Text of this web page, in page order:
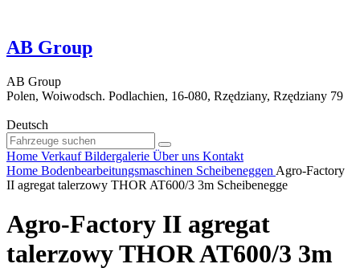
AB Group
AB Group
Polen, Woiwodsch. Podlachien, 16-080, Rzędziany, Rzędziany 79
Deutsch
Home Verkauf Bildergalerie Über uns Kontakt
Home Bodenbearbeitungsmaschinen Scheibeneggen Agro-Factory
II agregat talerzowy THOR AT600/3 3m Scheibenegge
Agro-Factory II agregat
talerzowy THOR AT600/3 3m